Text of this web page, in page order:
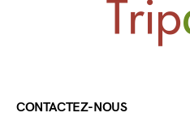
CONTACTEZ-NOUS